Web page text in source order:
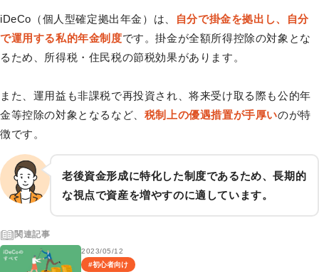
iDeCo（個人型確定拠出年金）は、
自分で掛金を拠出し、自分
で運用する私的年金制度です。掛金が全額所得控除の対象とな
るため、所得税・住民税の節税効果があります。
また、運用益も非課税で再投資され、将来受け取る際も公的年
金等控除の対象となるなど、 税制上の優遇措置が手厚いのが特
徴です。
老後資金形成に特化した制度であるため、長期的
な視点で資産を増やすのに適しています。
関連記事
2023/05/12
#初心者向け